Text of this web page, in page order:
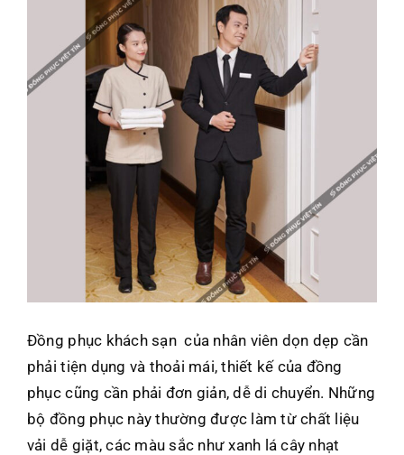
Đồng phục khách sạn của nhân viên dọn dẹp cần
phải tiện dụng và thoải mái, thiết kế của đồng
phục cũng cần phải đơn giản, dễ di chuyển. Những
bộ đồng phục này thường được làm từ chất liệu
vải dễ giặt, các màu sắc như xanh lá cây nhạt